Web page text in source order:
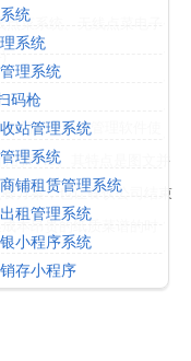
菜系统、无线点菜电子
)
门配合餐饮管理软件使
的iPAD。其特点是图文并
方案，也让餐饮公司结束
本昂贵的纸质菜谱的时
统
系统
理系统
码枪
站管理系统
理系统
铺租赁管理系统
租管理系统
小程序系统
存小程序